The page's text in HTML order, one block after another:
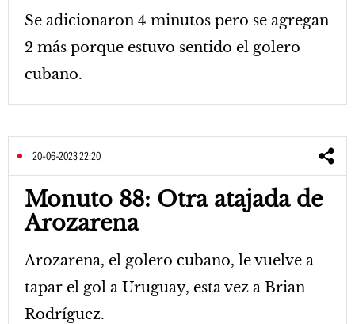
Se adicionaron 4 minutos pero se agregan
2 más porque estuvo sentido el golero
cubano.
20-06-2023 22:20
Monuto 88: Otra atajada de
Arozarena
Arozarena, el golero cubano, le vuelve a
tapar el gol a Uruguay, esta vez a Brian
Rodríguez.